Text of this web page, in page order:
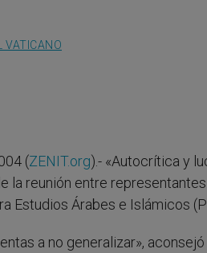
VATICANO
(ZENIT.org).- «Autocrítica y
la reunión entre
Estudios Árabes e Islámicos
a no generalizar»,